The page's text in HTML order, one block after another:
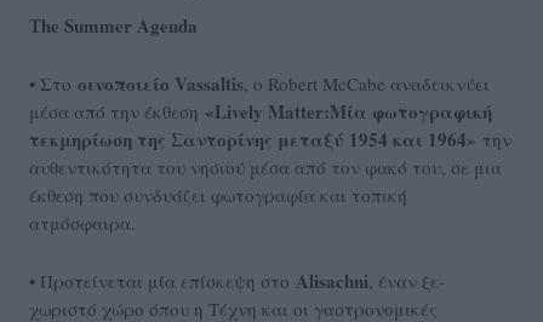
The Summer Agenda
• Στο οινοποιείο Vassaltis , ο Robert McCabe αναδεικνύει
μέσα από την έκθεση «Lively Matter:Μία φωτογραφική
τεκμηρίωση της Σαντορίνης μεταξύ 1954 και 1964» την
αυθεντικότητα του νησιού μέσα από τον φακό του, σε μια
έκθεση που συνδυάζει φωτογραφία και τοπική
ατμόσφαιρα.
• Προτείνεται μία επίσκεψη στο Alisachni , έναν ξε-
χωριστό χώρο όπου η Τέχνη και οι γαστρονομικές